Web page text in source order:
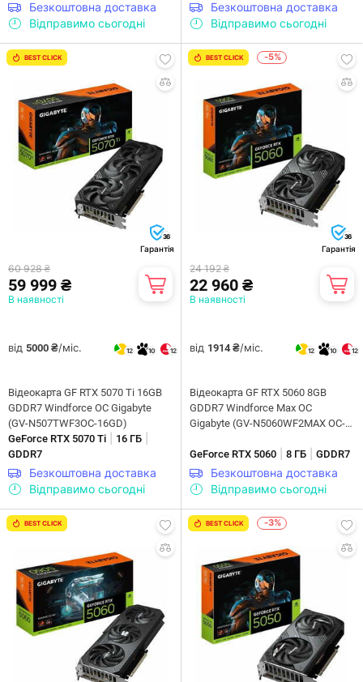
Безкоштовна доставка
Відправимо сьогодні
Безкоштовна доставка
Відправимо сьогодні
BEST CLICK
36
Гарантія
60 928 ₴
59 999 ₴
В наявності
від 5000 ₴/міс. 12 10 12
Відеокарта GF RTX 5070 Ti 16GB
GDDR7 Windforce OC Gigabyte
(GV-N507TWF3OC-16GD)
GeForce RTX 5070 Ti
16 ГБ
GDDR7
Безкоштовна доставка
Відправимо сьогодні
BEST CLICK -5%
36
Гарантія
24 192 ₴
22 960 ₴
В наявності
від 1914 ₴/міс. 12 10 12
Відеокарта GF RTX 5060 8GB
GDDR7 Windforce Max OC
Gigabyte (GV-N5060WF2MAX OC-
GeForce RTX 5060
8 ГБ GDDR7
Безкоштовна доставка
Відправимо сьогодні
BEST CLICK BEST CLICK -3%